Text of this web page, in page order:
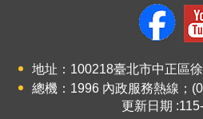
地址：100218臺北市中正區
總機：1996 內政服務熱線；
更新日期